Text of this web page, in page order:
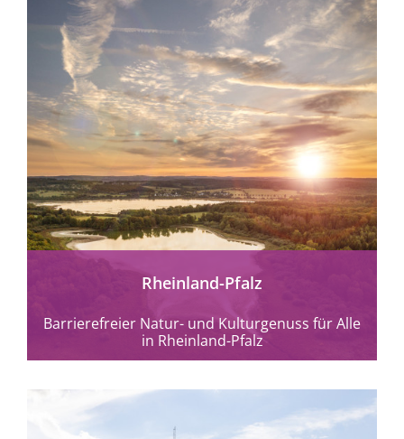
mehr erfahren
Rheinland-Pfalz
Barrierefreier Natur- und Kulturgenuss für Alle
in Rheinland-Pfalz